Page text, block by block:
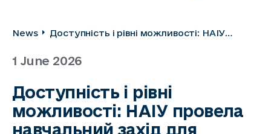
News
Доступність і рівні можливості: НАІУ
НЕК «Укренерго»
1 June 2026
Доступність і рівні
можливості: НАІУ провела
навчальний захід для